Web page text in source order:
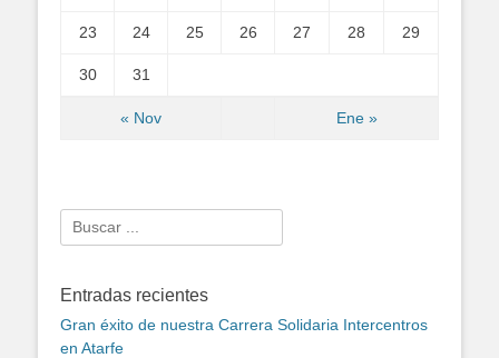
« Nov Ene »
23 24 25 26 27 28 29
30 31
Search
for:
Entradas recientes
Gran éxito de nuestra Carrera Solidaria Intercentros
en Atarfe